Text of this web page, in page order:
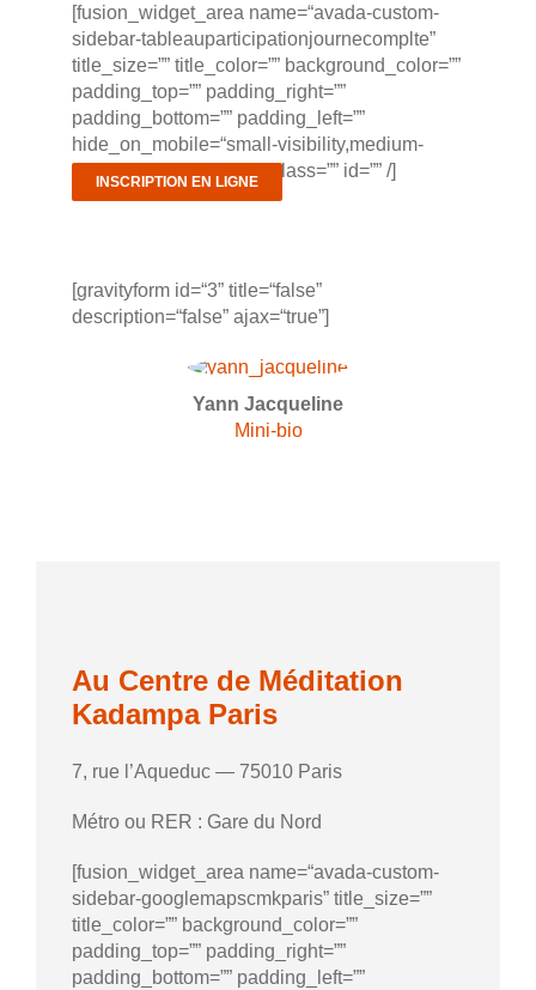
[fusion_widget_area name=“avada-custom-
sidebar-tableauparticipationjournecomplte”
title_size=”” title_color=”” background_color=””
padding_top=”” padding_right=””
padding_bottom=”” padding_left=””
hide_on_mobile=“small-visibility,medium-
visibility,large-visibility” class=”” id=”” /]
INSCRIPTION EN LIGNE
[gravityform id=“3” title=“false”
description=“false” ajax=“true”]
Yann Jacqueline
Mini-bio
Au Centre de Méditation
Kadampa Paris
7, rue l’Aqueduc — 75010 Paris
Métro ou RER : Gare du Nord
[fusion_widget_area name=“avada-custom-
sidebar-googlemapscmkparis” title_size=””
title_color=”” background_color=””
padding_top=”” padding_right=””
padding_bottom=”” padding_left=””